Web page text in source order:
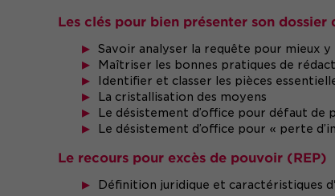
Les clés pour bien présenter son dossier
Savoir analyser la requête pour mieux
Maîtriser les bonnes pratiques de
Identifier et classer les pièces
La cristallisation des moyens
Le désistement d’office pour défaut
Le désistement d’office pour « perte
Le recours pour excès de pouvoir (REP)
Définition juridique et caractéristiques